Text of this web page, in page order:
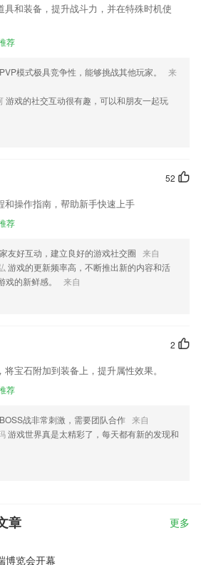
店汽车票门票在线预订
禁区虚拟墙动态效果等功能
出您的使用经历，以帮助我们更好的对产品进
如果您喜欢这款软件，您可以到应用商店进行
历，以帮助我们更好的对产品进行优化修改。
绍，如果您喜欢这款软件，您可以到应用商店
用经历，以帮助我们更好的对产品进行优化修
具和装备，提升战斗力，并在特殊时机使
荐
模式极具竞争性，能够挑战其他玩家。
来
游戏的社交互动很有趣，可以和朋友一起玩
52
和操作指南，帮助新手快速上手
荐
友好互动，建立良好的游戏社交圈 来自
游戏的更新频率高，不断推出新的内容和活
戏的新鲜感。
来自
2
宝石附加到装备上，提升属性效果。
荐
战非常刺激，需要团队合作 来自
游戏世界真是太精彩了，每天都有新的发现和
章 更多
博览会开幕